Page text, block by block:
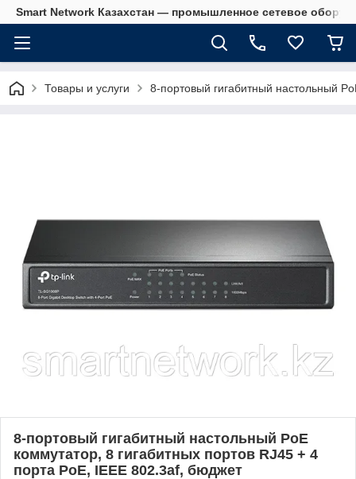
Smart Network Казахстан — промышленное сетевое
Товары и услуги 8-портовый гигабитный настольный
8-портовый гигабитный настольный PoE
коммутатор, 8 гигабитных портов RJ45 + 4
порта PoE, IEEE 802.3af, бюджет